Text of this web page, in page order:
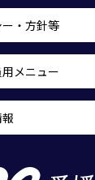
・方針等
メニュー